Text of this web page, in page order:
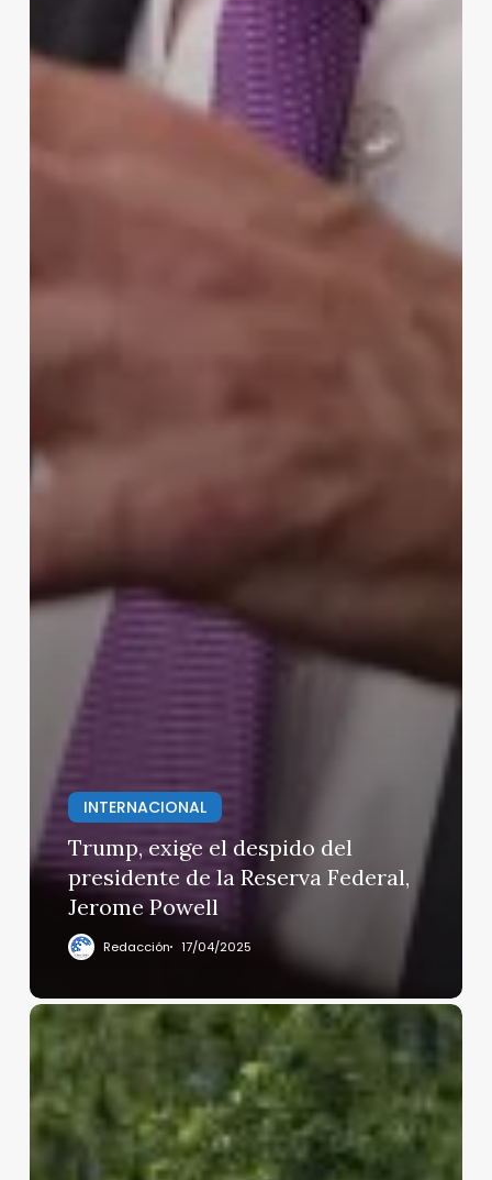
INTERNACIONAL
Trump, exige el despido del
presidente de la Reserva Federal,
Jerome Powell
Redacción 17/04/2025
México
termina
programa
de
regularización